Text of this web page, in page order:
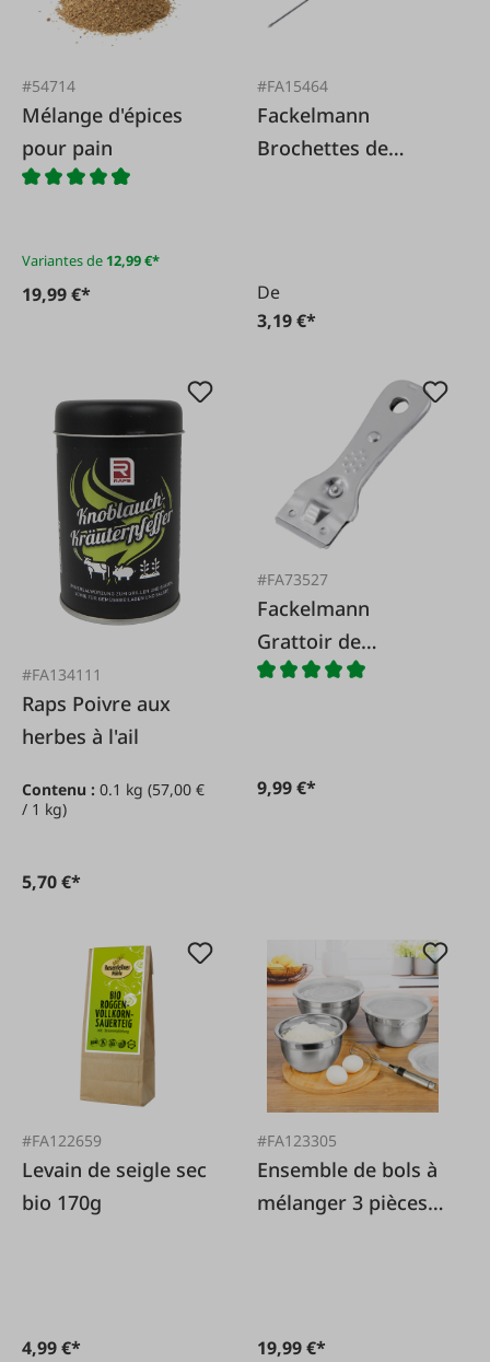
#54714
Mélange d'épices
pour pain
Variantes de 12,99 €*
19,99 €*
#FA15464
Fackelmann
Brochettes de
De
3,19 €*
#FA134111
Raps Poivre aux
herbes à l'ail
Contenu : 0.1 kg (57,00 €
/ 1 kg)
5,70 €*
#FA73527
Fackelmann
Grattoir de
nettoyage
9,99 €*
#FA122659
Levain de seigle sec
bio 170g
4,99 €*
#FA123305
Ensemble de bols à
mélanger 3 pièces.
19,99 €*